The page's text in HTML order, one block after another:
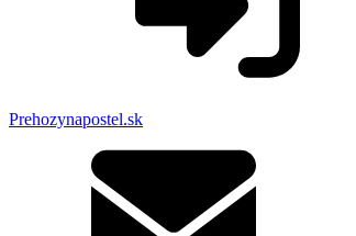
Prehozynapostel.sk